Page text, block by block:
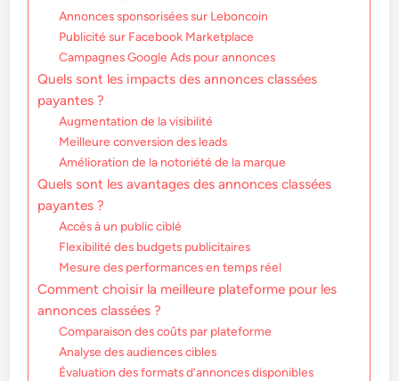
Annonces sponsorisées sur Leboncoin
Publicité sur Facebook Marketplace
Campagnes Google Ads pour annonces
Quels sont les impacts des annonces classées
payantes ?
Augmentation de la visibilité
Meilleure conversion des leads
Amélioration de la notoriété de la marque
Quels sont les avantages des annonces classées
payantes ?
Accès à un public ciblé
Flexibilité des budgets publicitaires
Mesure des performances en temps réel
Comment choisir la meilleure plateforme pour les
annonces classées ?
Comparaison des coûts par plateforme
Analyse des audiences cibles
Évaluation des formats d’annonces disponibles